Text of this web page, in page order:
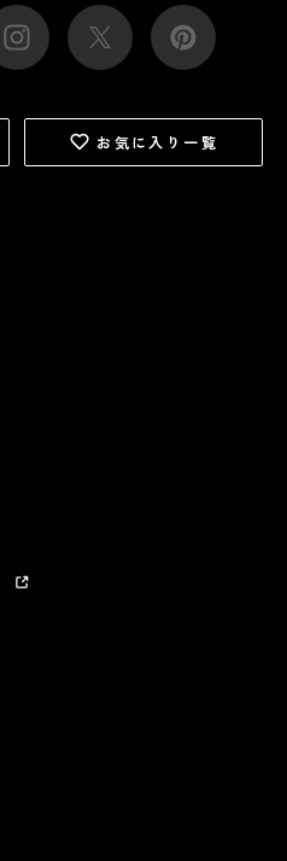
お気に入り一覧